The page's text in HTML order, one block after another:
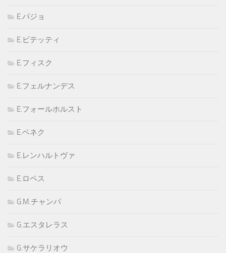
E.パジョ
E.ビテッティ
E.フィスク
E.フェルナンデス
E.フォールホルスト
E.ベネク
E.レンハルトヴァ
E.ロペス
G.M.チャンパ
G.エスタレラス
G.サケラリオウ